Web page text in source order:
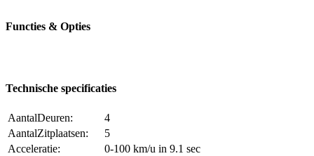
Functies & Opties
Technische specificaties
AantalDeuren:
4
AantalZitplaatsen:
5
Acceleratie:
0-100 km/u in 9.1 sec